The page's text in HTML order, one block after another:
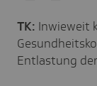
TK: Inwieweit
Entlastung